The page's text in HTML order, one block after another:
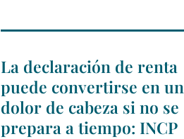
La declaración de renta
puede convertirse en un
dolor de cabeza si no se
prepara a tiempo: INCP